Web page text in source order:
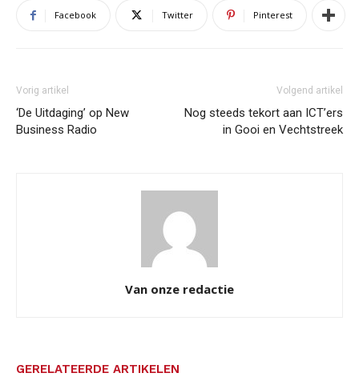
Facebook Twitter Pinterest
Vorig artikel
‘De Uitdaging’ op New
Business Radio
Volgend artikel
Nog steeds tekort aan ICT’ers
in Gooi en Vechtstreek
Van onze redactie
GERELATEERDE ARTIKELEN